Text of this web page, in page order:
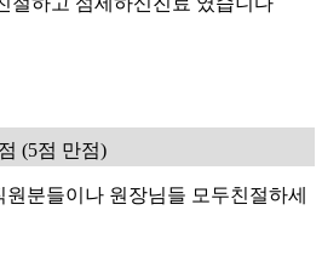
(5점 만점)
분들이나 원장님들 모두친절하세